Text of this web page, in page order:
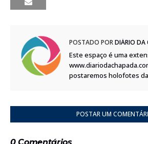
POSTADO PORDIÁRIO DA
Este espaço é uma
postaremos holofotes da
POSTAR UM